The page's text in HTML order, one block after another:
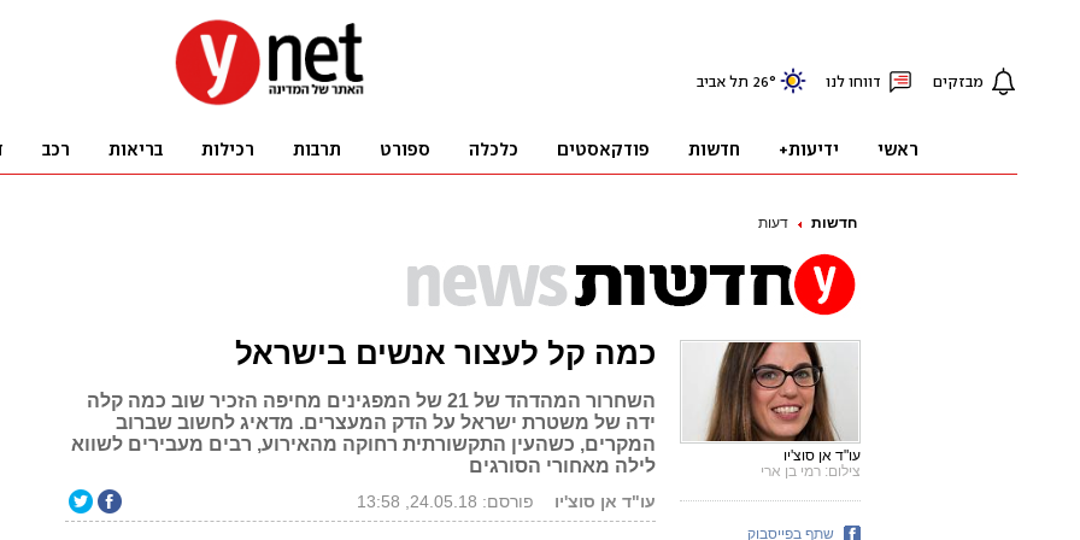
חדשות דעות
כמה קל לעצור אנשים בישראל
השחרור המהדהד של 21 של המפגינים מחיפה הזכיר שוב כמה קלה
ידה של משטרת ישראל על הדק המעצרים. מדאיג לחשוב שברוב
המקרים, כשהעין התקשורתית רחוקה מהאירוע, רבים מעבירים לשווא
לילה מאחורי הסורגים
עו"ד אן סוצ'יו פורסם: 24.05.18, 13:58
עו"ד אן סוצ'יו
צילום: רמי בן ארי
שתף בפייסבוק